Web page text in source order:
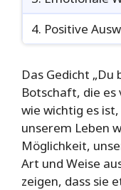
4. Positive
Das Gedicht „Du
Botschaft, die
wie wichtig es
unserem Leben
Möglichkeit,
Art und Weise
zeigen, dass sie